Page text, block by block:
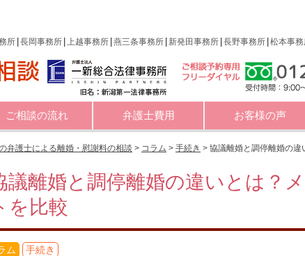
所 長岡事務所 上越事務所 燕三条事務所 新発田事務所 長野事務所 松本事
ご相談の流れ 弁護士費用 お客様の声
弁護士による離婚・慰謝料の相談 > コラム > 手続き > 協議離婚と調停離婚の違
議離婚と調停離婚の違いとは？
を比較
ム 手続き